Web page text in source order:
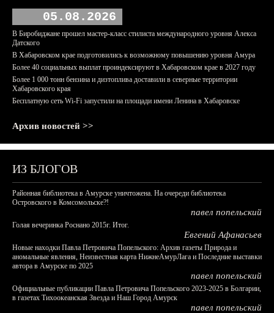
05.08.2026
В Биробиджане прошел мастер-класс стилиста международного уровня Алекса
Датского
В Хабаровском крае подготовились к возможному повышению уровня Амура
Более 40 социальных выплат проиндексируют в Хабаровском крае в 2027 году
Более 1 000 тонн бензина и дизтоплива доставили в северные территории
Хабаровского края
Бесплатную сеть Wi-Fi запустили на площади имени Ленина в Хабаровске
Архив новостей >>
ИЗ БЛОГОВ
Районная библиотека в Амурске уничтожена. На очереди библиотека
Островского в Комсомольске?!
павел попельский
Голая вечеринка Роснано 2015г. Итог.
Евгений Афанасьев
Новые находки Павла Петровича Попельского: Архив газеты Природа и
аномальные явления, Неизвестная карта НижнеАмурЛага и Последние выставки
автора в Амурске по 2025
павел попельский
Официальные публикации Павла Петровича Попельского 2023-2025 в Болгарии,
в газетах Тихоокеанская Звезда и Наш Город Амурск
павел попельский